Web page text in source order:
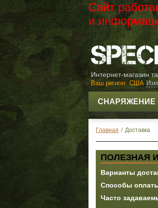
Сайт
и
Интернет-магазин
Ваш регион: США
СНАРЯЖЕНИЕ
Главная / Доставка
ПОЛЕЗНАЯ
Варианты
Способы
Часто